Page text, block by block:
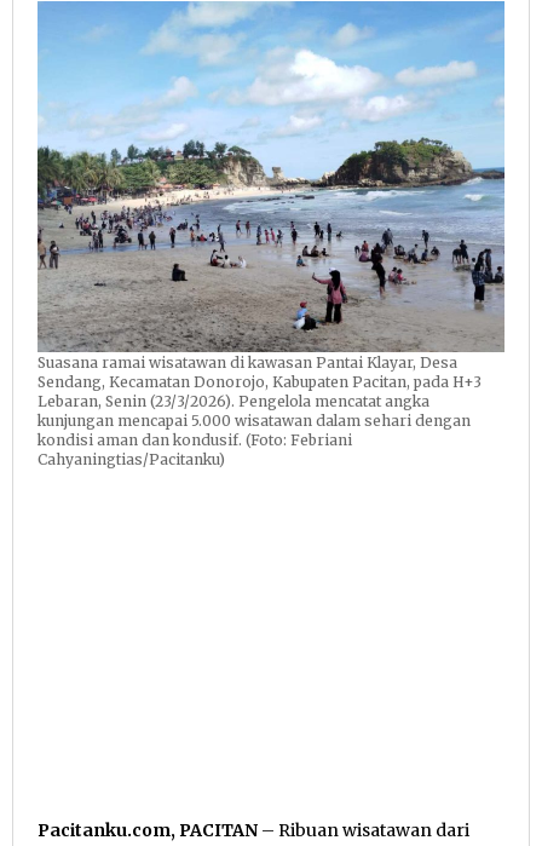
Aman
dan
Nyaman
Suasana ramai wisatawan di kawasan Pantai Klayar, Desa
Sendang, Kecamatan Donorojo, Kabupaten Pacitan, pada H+3
Lebaran, Senin (23/3/2026). Pengelola mencatat angka
kunjungan mencapai 5.000 wisatawan dalam sehari dengan
kondisi aman dan kondusif. (Foto: Febriani
Cahyaningtias/Pacitanku)
Pacitanku.com, PACITAN – Ribuan wisatawan dari